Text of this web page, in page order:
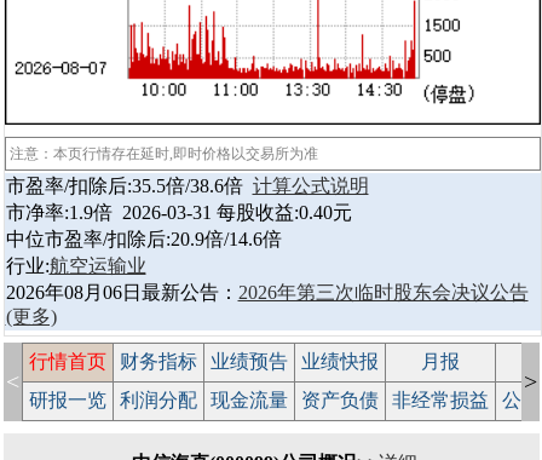
注意：本页行情存在延时,即时价格以交易所为准
市盈率/扣除后:35.5倍/38.6倍 计算公式说明
市净率:1.9倍 2026-03-31 每股收益:0.40元
中位市盈率/扣除后:20.9倍/14.6倍
行业:航空运输业
2026年08月06日最新公告： 2026年第三次临时股东会决议公告
(更多)
<
行情首页 财务指标 业绩预告 业绩快报 月报
研报一览
利润分配 现金流量 资产负债 非经常损益 公
>